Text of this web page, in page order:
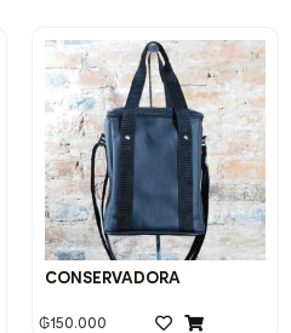
CONSERVADORA
₲150.000